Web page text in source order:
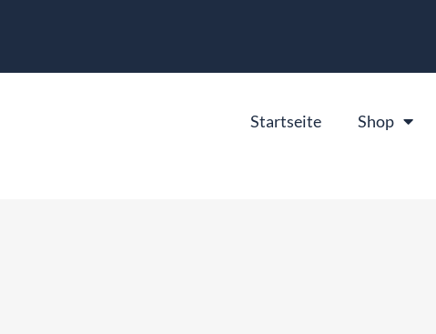
Startseite Shop